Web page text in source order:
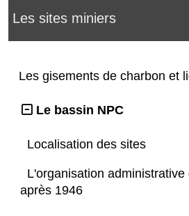
Les sites miniers
Les gisements de charbon et
Le bassin NPC
Localisation des sites
L'organisation administrative
après 1946